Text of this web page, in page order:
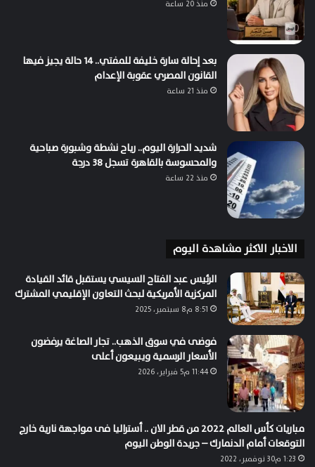
منذ 20 ساعة
بعد إحالة سارة خليفة للمفتي.. 14 حالة يجيز فيها
القانون المصري عقوبة الإعدام
منذ 21 ساعة
شديد الحرارة اليوم.. رياح نشطة وشبورة صباحية
والمحسوسة بالقاهرة تسجل 38 درجة
منذ 22 ساعة
الاخبار الاكثر مشاهدة اليوم
الرئيس عبد الفتاح السيسي يستقبل قائد القيادة
المركزية الأمريكية لبحث التعاون الإقليمي المشترك
8:51 م8 سبتمبر، 2025
فوضى في سوق الذهب.. تجار الصاغة يرفضون
الأسعار الرسمية ويبيعون أعلى
11:44 م5 فبراير، 2026
مباريات كأس العالم 2022 من قطر الان .. أستراليا فى مواجهة نارية خارج
التوقعات أمام الدنمارك – جريدة الوطن اليوم
1:23 م30 نوفمبر، 2022